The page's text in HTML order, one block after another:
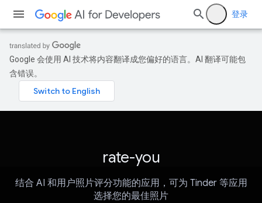
登录
Google 会使用 AI 技术将内容翻译成您偏好的语言。AI 翻译可能包
含错误。
rate-you
结合 AI 和用户照片评分功能的应用，可为 Tinder 等应用
选择您的最佳照片